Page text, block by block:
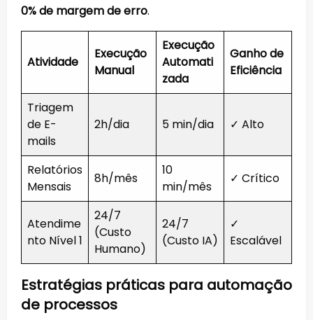
0% de margem de erro.
Atividade
Execução
Manual
Execução
Automati
zada
Ganho de
Eficiência
Triagem
de E-
mails
2h/dia 5 min/dia ✓ Alto
Relatórios
Mensais
8h/mês
10
min/mês
✓ Crítico
Atendime
nto Nível 1
24/7
(Custo
Humano)
24/7
(Custo IA)
✓
Escalável
Estratégias práticas para automação
de processos